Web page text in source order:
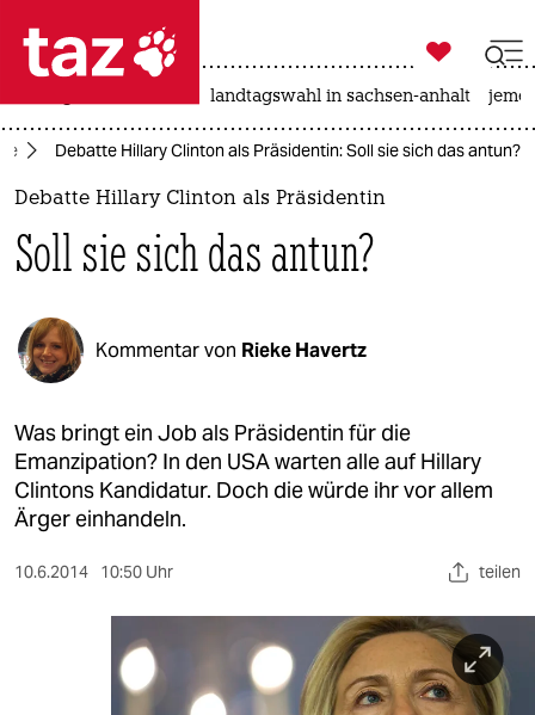
 taz zahl ich
taz zahl ich
politik
öko
gesellschaft
kultur
sport
berlin

taz zahl ich
landtagswahl in sachsen-anhalt
Debatte Hillary Clinton als Präsidentin: Soll sie sich das antun?
Debatte Hillary Clinton als Präsidentin
Soll sie sich das antun?
Kommentar von Rieke Havertz
Was bringt ein Job als Präsidentin für die
Emanzipation? In den USA warten alle auf Hillary
Clintons Kandidatur. Doch die würde ihr vor allem
Ärger einhandeln.
10.6.2014 10:50 Uhr teilen